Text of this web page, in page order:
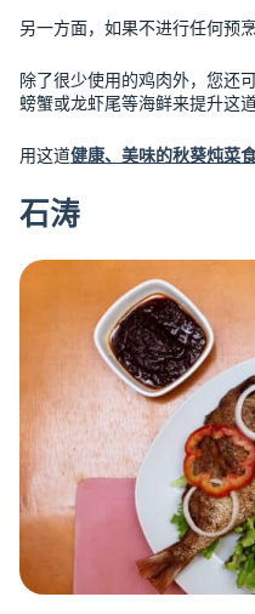
另一方面，如果不进行任何预
除了很少使用的鸡肉外，您还
螃蟹或龙虾尾等海鲜来提升这
用这道健康、美味的秋葵炖菜
石涛